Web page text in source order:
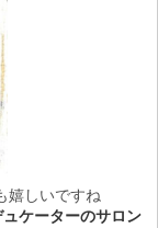
嬉しいですね
ケーターのサロン